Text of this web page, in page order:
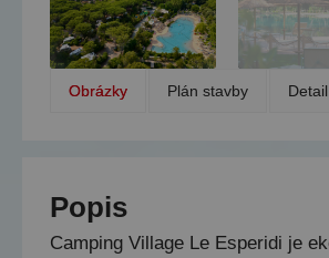
Obrázky Plán stavby
Popis
Camping Village Le Esperidi je